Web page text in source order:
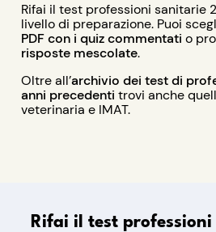
Rifai il test professioni sanitarie
livello di preparazione. Puoi
PDF con i quiz commentati o
risposte mescolate.
Oltre all’archivio dei test di
anni precedenti trovi anche
veterinaria e IMAT.
Rifai il test